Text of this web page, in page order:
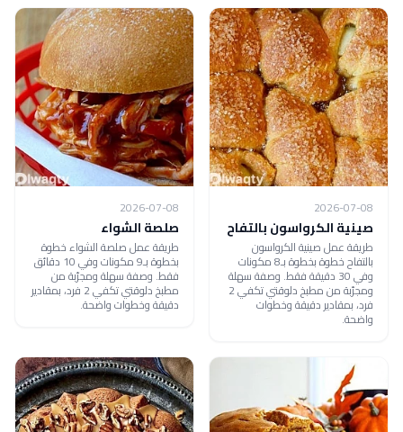
2026-07-08
صينية الكرواسون بالتفاح
طريقة عمل صينية الكرواسون
بالتفاح خطوة بخطوة بـ8 مكونات
وفي 30 دقيقة فقط. وصفة سهلة
ومجرّبة من مطبخ دلوقتي تكفي 2
فرد، بمقادير دقيقة وخطوات
واضحة.
2026-07-08
صلصة الشواء
طريقة عمل صلصة الشواء خطوة
بخطوة بـ9 مكونات وفي 10 دقائق
فقط. وصفة سهلة ومجرّبة من
مطبخ دلوقتي تكفي 2 فرد، بمقادير
دقيقة وخطوات واضحة.